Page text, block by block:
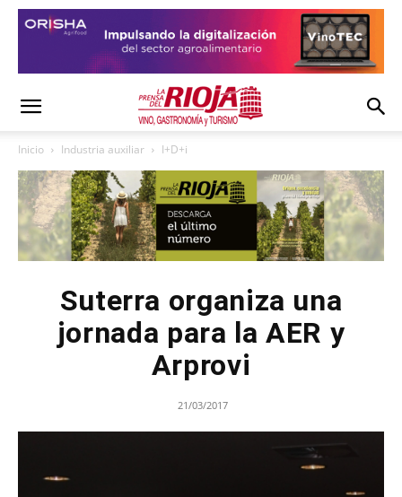
Inicio Industria auxiliar I+D+i
Suterra organiza una
jornada para la AER y
Arprovi
21/03/2017